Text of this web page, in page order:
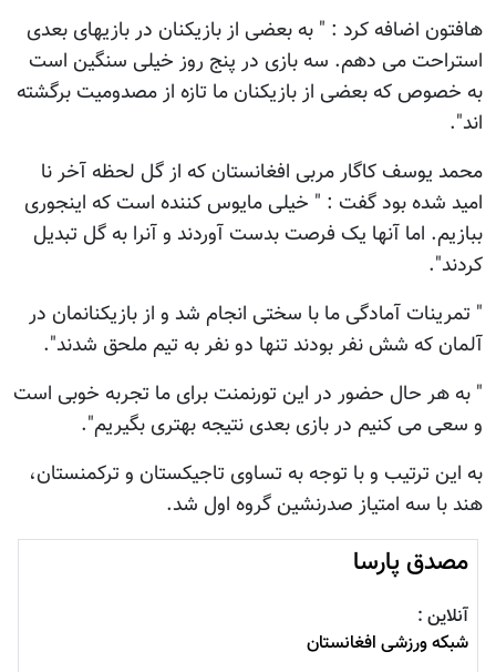
هافتون اضافه کرد : " به بعضی از بازیکنان در بازیهای بعدی
استراحت می دهم. سه بازی در پنج روز خیلی سنگین است
به خصوص که بعضی از بازیکنان ما تازه از مصدومیت برگشته
اند".
محمد یوسف کاگار مربی افغانستان که از گل لحظه آخر نا
امید شده بود گفت : " خیلی مایوس کننده است که اینجوری
ببازیم. اما آنها یک فرصت بدست آوردند و آنرا به گل تبدیل
کردند".
" تمرینات آمادگی ما با سختی انجام شد و از بازیکنانمان در
آلمان که شش نفر بودند تنها دو نفر به تیم ملحق شدند".
" به هر حال حضور در این تورنمنت برای ما تجربه خوبی است
و سعی می کنیم در بازی بعدی نتیجه بهتری بگیریم".
به این ترتیب و با توجه به تساوی تاجیکستان و ترکمنستان،
هند با سه امتیاز صدرنشین گروه اول شد.
مصدق پارسا
آنلاین :
شبکه ورزشی افغانستان